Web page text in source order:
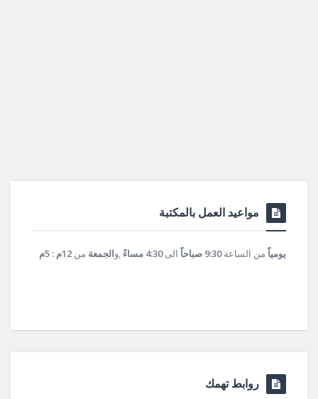
مواعيد العمل بالمكتبة
يومياً من الساعة9:30 صباحاً الى4:30 مساءً ,والجمعة من 12م : 5م
روابط تهمك